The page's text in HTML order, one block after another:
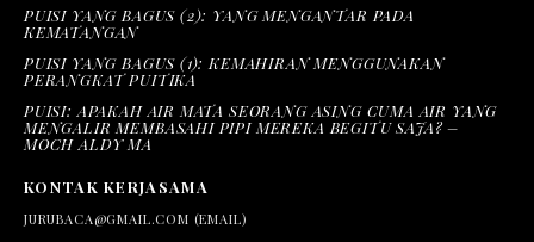
PUISI YANG BAGUS (2): YANG MENGANTAR PADA
KEMATANGAN
PUISI YANG BAGUS (1): KEMAHIRAN MENGGUNAKAN
PERANGKAT PUITIKA
PUISI: APAKAH AIR MATA SEORANG ASING CUMA AIR YANG
MENGALIR MEMBASAHI PIPI MEREKA BEGITU SAJA? –
MOCH ALDY MA
KONTAK KERJASAMA
JURUBACA@GMAIL.COM (EMAIL)